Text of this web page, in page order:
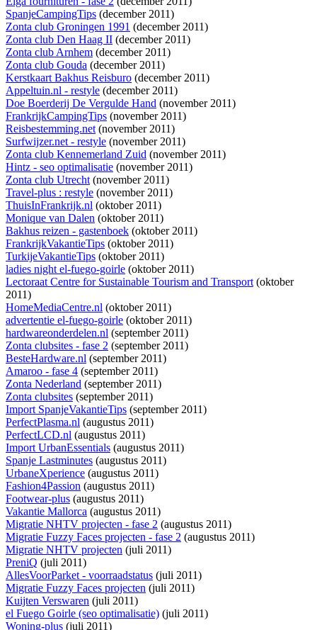
SpanjeCampingTips (december 2011)
Zonta club Groningen 1991 (december 2011)
Zonta club Den Haag II (december 2011)
Zonta club Arnhem (december 2011)
Zonta club Gouda (december 2011)
Kerstkaart Bakhus Reisburo (december 2011)
Appeltuin.nl - restyle (december 2011)
Doe Boerderij De Vergulde Hand (november 2011)
FrankrijkCampingTips (november 2011)
Reisbestemming.net(november 2011)
Surfwijzer.net - restyle (november 2011)
Zonta club Kennemerland Zuid (november 2011)
Hintz - seo optimalisatie (november 2011)
Zonta club Utrecht(november 2011)
Travel-plus : restyle (november 2011)
ThuisInFrankrijk.nl (oktober 2011)
Monique van Dalen (oktober 2011)
Bakhus reizen - gastenboek (oktober 2011)
FrankrijkVakantieTips (oktober 2011)
TurkijeVakantieTips (oktober 2011)
ladies night el-fuego-goirle (oktober 2011)
Lectoraat Centre for Sustainable Tourism and Transport(oktober
2011)
HomeMediaCentre.nl (oktober 2011)
advertentie el-fuego-goirle (oktober 2011)
hardwareonderdelen.nl (september 2011)
Zonta clubsites - fase 2 (september 2011)
BesteHardware.nl (september 2011)
Amaroo - fase 4 (september 2011)
Zonta Nederland (september 2011)
Zonta clubsites (september 2011)
Import SpanjeVakantieTips (september 2011)
PerfectPlasma.nl (augustus 2011)
PerfectLCD.nl (augustus 2011)
Import UrbanEssentials (augustus 2011)
Spanje Lastminutes (augustus 2011)
UrbaneXperience (augustus 2011)
Fashion4Passion (augustus 2011)
Footwear-plus (augustus 2011)
Vakantie Mallorca (augustus 2011)
Migratie NHTV projecten - fase 2 (augustus 2011)
Migratie Fuzzy Faces projecten - fase 2 (augustus 2011)
Migratie NHTV projecten (juli 2011)
PreniQ (juli 2011)
AllesVoorParket - voorraadstatus (juli 2011)
Migratie Fuzzy Faces projecten (juli 2011)
Kuijten Verswaren (juli 2011)
el Fuego Goirle (seo optimalisatie) (juli 2011)
Woning-plus (juli 2011)